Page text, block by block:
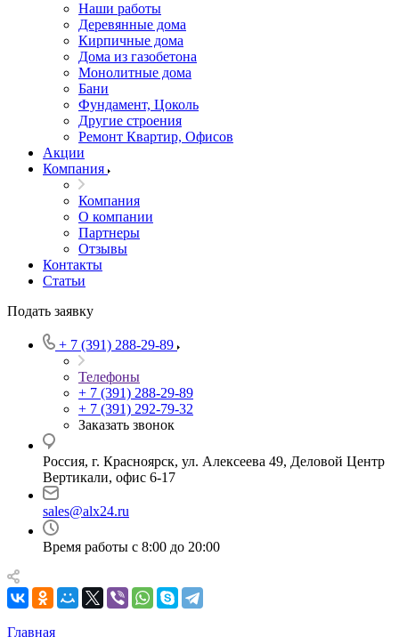
Наши работы
Деревянные дома
Кирпичные дома
Дома из газобетона
Монолитные дома
Бани
Фундамент, Цоколь
Другие строения
Ремонт Квартир, Офисов
Акции
Компания
Компания
О компании
Партнеры
Отзывы
Контакты
Статьи
Подать заявку
+ 7 (391) 288-29-89
Телефоны
+ 7 (391) 288-29-89
+ 7 (391) 292-79-32
Заказать звонок
Россия, г. Красноярск, ул. Алексеева 49, Деловой Центр
Вертикали, офис 6-17
sales@alx24.ru
Время работы с 8:00 до 20:00
Главная